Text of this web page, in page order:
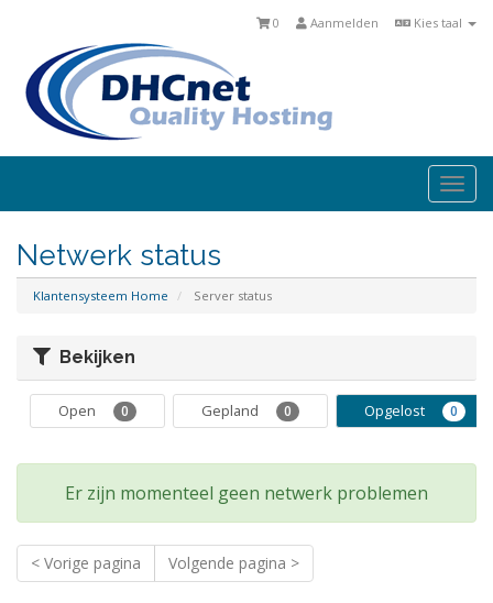
Kies taal
Aanmelden
0
Netwerk status
Klantensysteem Home Server status
Bekijken
Open 0 Gepland 0 Opgelost 0
Er zijn momenteel geen netwerk problemen
< Vorige pagina Volgende pagina >